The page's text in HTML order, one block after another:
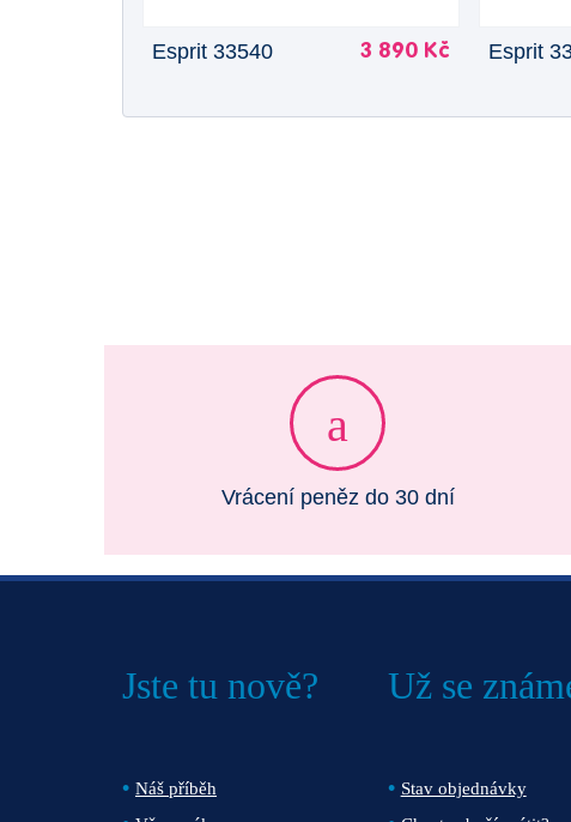
Esprit 33540 3 890 Kč Esprit
Vrácení peněz do 30 dní
Jste tu nově?
Náš příběh
Už se
Stav objednávky